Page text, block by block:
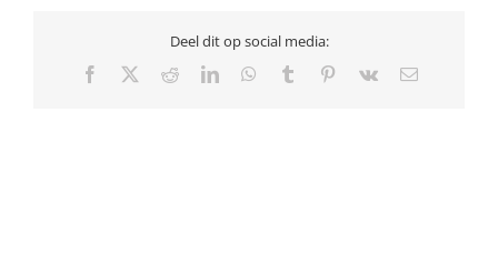
Deel dit op social media:
Facebook RedditLinkedInWhatsApp
Tumblr Pinterest
Vk
E-